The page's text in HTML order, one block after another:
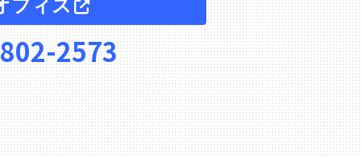
フィス
2573